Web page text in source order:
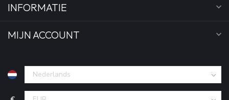
INFORMATIE
MIJN ACCOUNT